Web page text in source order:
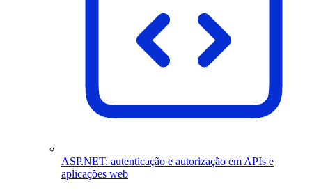
ASP.NET: autenticação e autorização em APIs e
aplicações web